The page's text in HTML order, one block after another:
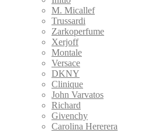
M. Micallef
Trussardi
Zarkoperfume
Xerjoff
Montale
Versace
DKNY
Clinique
John Varvatos
Richard
Givenchy
Carolina Hererera